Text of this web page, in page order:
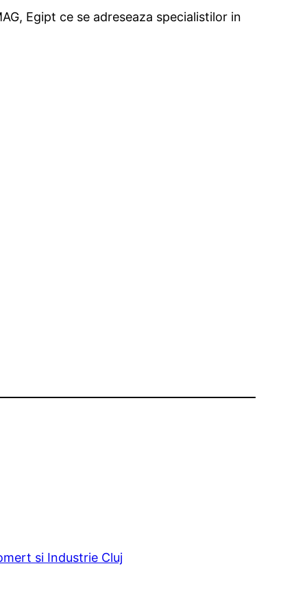
Egipt ce se adreseaza specialistilor in
si Industrie Cluj